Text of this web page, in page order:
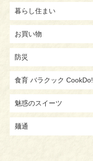
暮らし住まい
お買い物
防災
食育 バラクック CookDo!
魅惑のスイーツ
麺通